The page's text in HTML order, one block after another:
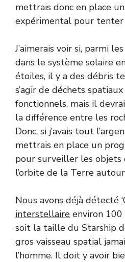
mettrais donc en place
expérimental pour
J’aimerais voir si, parmi
dans le système solaire
étoiles, il y a des débris
s’agir de déchets
fonctionnels, mais il
la différence entre les
Donc, si j’avais tout
mettrais en place un
pour surveiller les objets
l’orbite de la Terre
Nous avons déjà détecté
interstellaire environ
soit la taille du Starship
gros vaisseau spatial
l’homme. Il doit y avoir